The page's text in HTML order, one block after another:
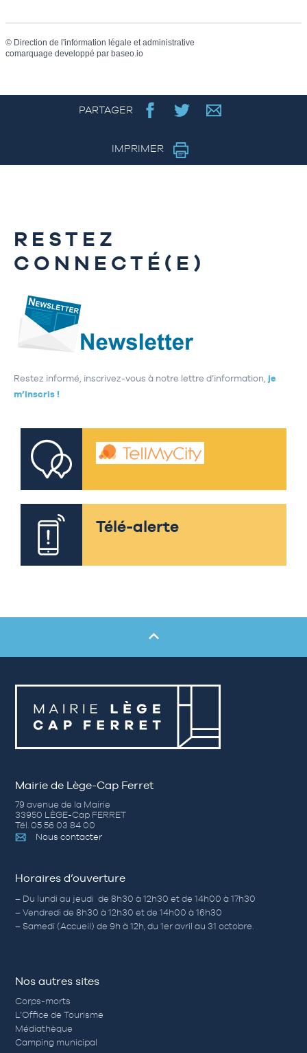
© Direction de l'information légale et administrative
comarquage developpé par baseo.io
PARTAGER
IMPRIMER
RESTEZ
CONNECTÉ(E)
Restez informé, inscrivez-vous à notre lettre d’information, je
m’inscris !
Télé-alerte
Mairie de Lège-Cap Ferret
79 avenue de la Mairie
33950 LÈGE-Cap FERRET
Tél. 05 56 03 84 00
Nous contacter
Horaires d’ouverture
– Du lundi au jeudi de 8h30 à 12h30 et de 14h00 à 17h30
– Vendredi de 8h30 à 12h30 et de 14h00 à 16h30
– Samedi (Accueil) de 9h à 12h, du 1er avril au 31 octobre.
Nos autres sites
Corps-morts
L’Office de Tourisme
Médiathèque
Camping municipal